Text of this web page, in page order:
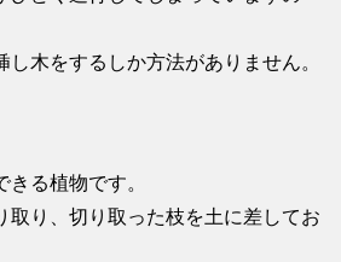
木をするしか方法がありません。
る植物です。
取り、切り取った枝を土に差してお